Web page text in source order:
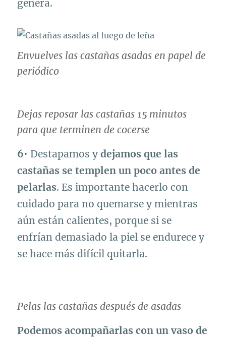
genera.
Envuelves las castañas asadas en papel de
periódico
Dejas reposar las castañas 15 minutos
para que terminen de cocerse
6• Destapamos ydejamos que las
castañas se templen un poco antes de
pelarlas. Es importante hacerlo con
cuidado para no quemarse y mientras
aún están calientes, porque si se
enfrían demasiado la piel se endurece y
se hace más difícil quitarla.
Pelas las castañas después de asadas
Podemos acompañarlas con un vaso de